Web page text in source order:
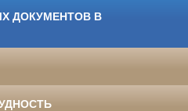
ДОКУМЕНТОВ В